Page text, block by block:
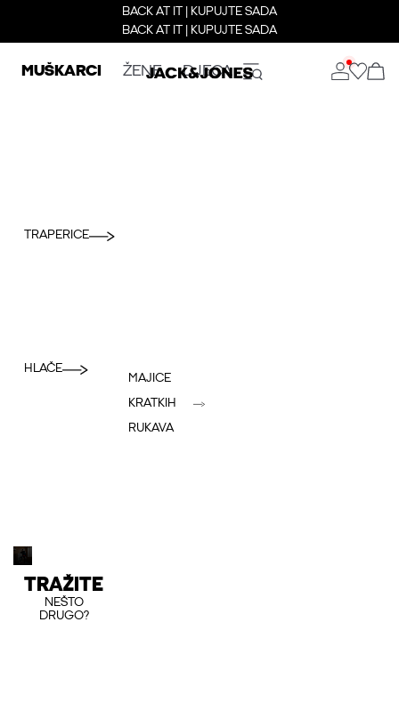
BACK AT IT | KUPUJTE SADA
BACK AT IT | KUPUJTE SADA
MUŠKARCI ŽENE DJECA
TRAPERICE
HLAČE
MAJICE
KRATKIH
RUKAVA
TRAŽITE
NEŠTO
DRUGO?